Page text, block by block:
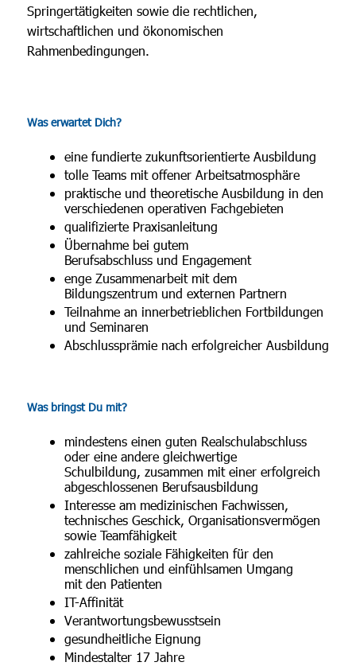
Springertätigkeiten sowie die rechtlichen,
wirtschaftlichen und ökonomischen
Rahmenbedingungen.
Was erwartet Dich?
eine fundierte zukunftsorientierte Ausbildung
tolle Teams mit offener Arbeitsatmosphäre
praktische und theoretische Ausbildung in den
verschiedenen operativen Fachgebieten
qualifizierte Praxisanleitung
Übernahme bei gutem
Berufsabschluss und Engagement
enge Zusammenarbeit mit dem
Bildungszentrum und externen Partnern
Teilnahme an innerbetrieblichen Fortbildungen
und Seminaren
Abschlussprämie nach erfolgreicher Ausbildung
Was bringst Du mit?
mindestens einen guten Realschulabschluss
oder eine andere gleichwertige
Schulbildung, zusammen mit einer erfolgreich
abgeschlossenen Berufsausbildung
Interesse am medizinischen Fachwissen,
technisches Geschick, Organisationsvermögen
sowie Teamfähigkeit
zahlreiche soziale Fähigkeiten für den
menschlichen und einfühlsamen Umgang
mit den Patienten
IT-Affinität
Verantwortungsbewusstsein
gesundheitliche Eignung
Mindestalter 17 Jahre